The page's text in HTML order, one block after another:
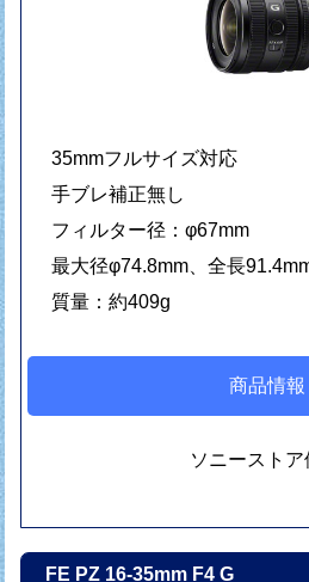
35mmフルサイズ対応
手ブレ補正無し
フィルター径：φ67mm
最大径φ74.8mm、全長
質量：約409g
商品情報
ソニーストア
FE PZ 16-35mm F4 G